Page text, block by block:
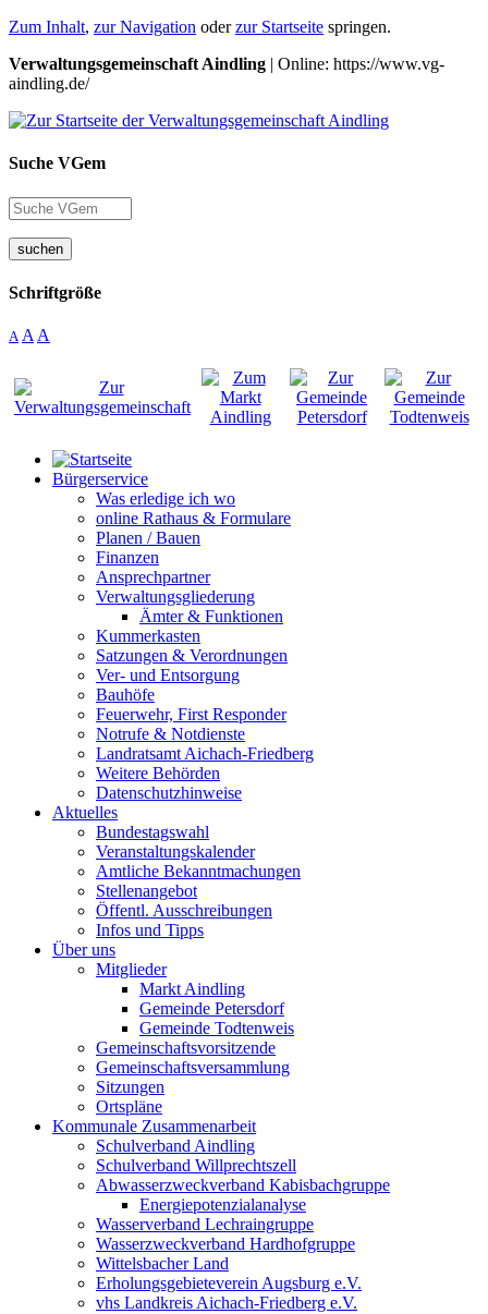
Zum Inhalt, zur Navigation oderzur Startseite springen.
Verwaltungsgemeinschaft Aindling | Online: https://www.vg-
aindling.de/
Suche VGem
suchen
Schriftgröße
A A A
Bürgerservice
Was erledige ich wo
online Rathaus & Formulare
Planen / Bauen
Finanzen
Ansprechpartner
Verwaltungsgliederung
Ämter & Funktionen
Kummerkasten
Satzungen & Verordnungen
Ver- und Entsorgung
Bauhöfe
Feuerwehr, First Responder
Notrufe & Notdienste
Landratsamt Aichach-Friedberg
Weitere Behörden
Datenschutzhinweise
Aktuelles
Bundestagswahl
Veranstaltungskalender
Amtliche Bekanntmachungen
Stellenangebot
Öffentl. Ausschreibungen
Infos und Tipps
Über uns
Mitglieder
Markt Aindling
Gemeinde Petersdorf
Gemeinde Todtenweis
Gemeinschaftsvorsitzende
Gemeinschaftsversammlung
Sitzungen
Ortspläne
Kommunale Zusammenarbeit
Schulverband Aindling
Schulverband Willprechtszell
Abwasserzweckverband Kabisbachgruppe
Energiepotenzialanalyse
Wasserverband Lechraingruppe
Wasserzweckverband Hardhofgruppe
Wittelsbacher Land
Erholungsgebieteverein Augsburg e.V.
vhs Landkreis Aichach-Friedberg e.V.